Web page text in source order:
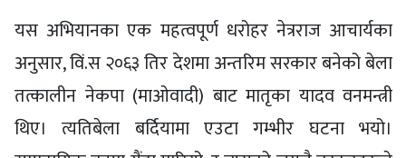
यस अभियानका एक महत्वपूर्ण धरोहर नेत्रराज आचार्यका
अनुसार, विं.स २०६३ तिर देशमा अन्तरिम सरकार बनेको बेला
तत्कालीन नेकपा (माओवादी) बाट मातृका यादव वनमन्त्री
थिए। त्यतिबेला बर्दियामा एउटा गम्भीर घटना भयो।